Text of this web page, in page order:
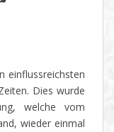
einflussreichsten
Dies wurde
welche vom
wieder einmal